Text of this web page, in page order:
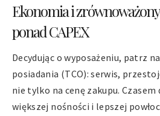
Ekonomia i
ponad CAPEX
Decydując o wyposażeniu, patrz
posiadania (TCO): serwis,
nie tylko na cenę zakupu. Czasem
większej nośności i lepszej